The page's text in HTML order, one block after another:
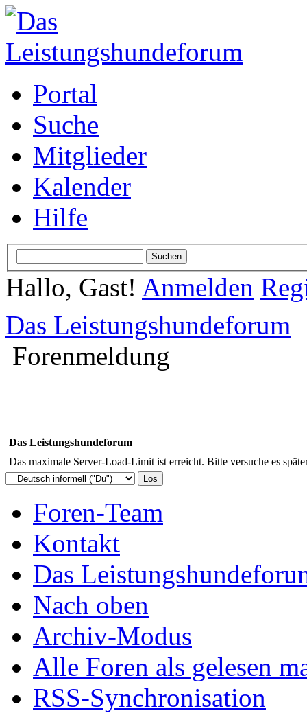
Portal
Suche
Mitglieder
Kalender
Hilfe
Hallo, Gast! Anmelden
Das Leistungshundeforum
Forenmeldung
Das Leistungshundeforum
Das maximale Server-Load-Limit ist erreicht. Bitte versuche es
Foren-Team
Kontakt
Das
Nach oben
Archiv-Modus
Alle Foren als gelesen
RSS-Synchronisation